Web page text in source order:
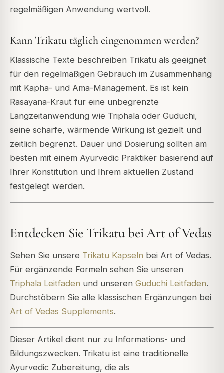
regelmäßigen Anwendung wertvoll.
Kann Trikatu täglich eingenommen werden?
Klassische Texte beschreiben Trikatu als geeignet
für den regelmäßigen Gebrauch im Zusammenhang
mit Kapha- und Ama-Management. Es ist kein
Rasayana-Kraut für eine unbegrenzte
Langzeitanwendung wie Triphala oder Guduchi,
seine scharfe, wärmende Wirkung ist gezielt und
zeitlich begrenzt. Dauer und Dosierung sollten am
besten mit einem Ayurvedic Praktiker basierend auf
Ihrer Konstitution und Ihrem aktuellen Zustand
festgelegt werden.
Entdecken Sie Trikatu bei Art of Vedas
Sehen Sie unsere Trikatu Kapseln bei Art of Vedas.
Für ergänzende Formeln sehen Sie unseren
Triphala Leitfaden und unseren Guduchi Leitfaden.
Durchstöbern Sie alle klassischen Ergänzungen bei
Art of Vedas Supplements.
Dieser Artikel dient nur zu Informations- und
Bildungszwecken. Trikatu ist eine traditionelle
Ayurvedic Zubereitung, die als